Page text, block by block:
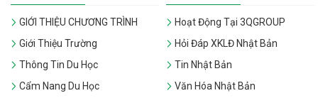
GIỚI THIỆU CHƯƠNG TRÌNH
Giới Thiệu Trường
Thông Tin Du Học
Cẩm Nang Du Học
Hoạt Động Tại 3QGROUP
Hỏi Đáp XKLĐ Nhật Bản
Tin Nhật Bản
Văn Hóa Nhật Bản